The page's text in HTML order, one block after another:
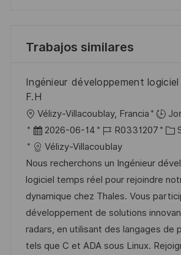
Trabajos similares
Ingénieur développement
F.H
U
b
c
a
c
i
ó
n
Vélizy-Villacoublay, Francia
F
e
c
h
a
d
e
p
2026-06-14
I
D
d
e
e
m
p
R0331207
C
t
e
g
o
r
í
Vélizy-Villacoublay
Nous recherchons un Ingénieur
logiciel temps réel pour rejoindre
dynamique chez Thales. Vous
développement de solutions
radars, en utilisant des langages de
tels que C et ADA sous Linux.